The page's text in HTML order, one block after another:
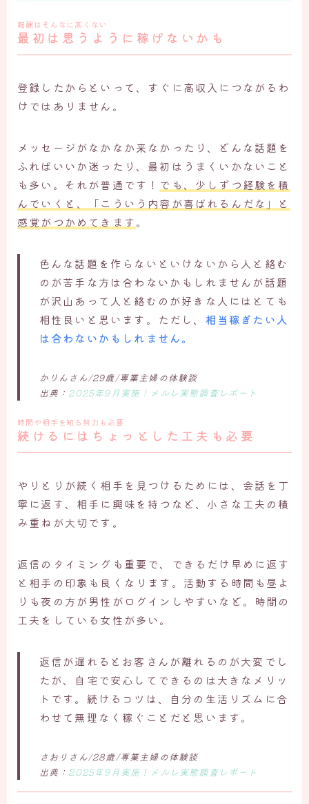
報酬はそんなに高くない
最初は思うように稼げないかも
登録したからといって、すぐに高収入につながるわ
けではありません。
メッセージがなかなか来なかったり、どんな話題を
ふればいいか迷ったり、最初はうまくいかないこと
も多い。それが普通です！ でも、少しずつ経験を積
んでいくと、「こういう内容が喜ばれるんだな」と
感覚がつかめてきます。
色んな話題を作らないといけないから人と絡む
のが苦手な方は合わないかもしれませんが話題
が沢山あって人と絡むのが好きな人にはとても
相性良いと思います。ただし、 相当稼ぎたい人
は合わないかもしれません。
かりんさん/29歳/専業主婦の体験談
出典： 2025年9月実施！メルレ実態調査レポート
時間や相手を知る努力も必要
続けるにはちょっとした工夫も必要
やりとりが続く相手を見つけるためには、会話を丁
寧に返す、相手に興味を持つなど、小さな工夫の積
み重ねが大切です。
返信のタイミングも重要で、できるだけ早めに返す
と相手の印象も良くなります。活動する時間も昼よ
りも夜の方が男性がログインしやすいなど。時間の
工夫をしている女性が多い。
返信が遅れるとお客さんが離れるのが大変でし
たが、自宅で安心してできるのは大きなメリッ
トです。続けるコツは、自分の生活リズムに合
わせて無理なく稼ぐことだと思います。
さおりさん/28歳/専業主婦の体験談
出典： 2025年9月実施！メルレ実態調査レポート